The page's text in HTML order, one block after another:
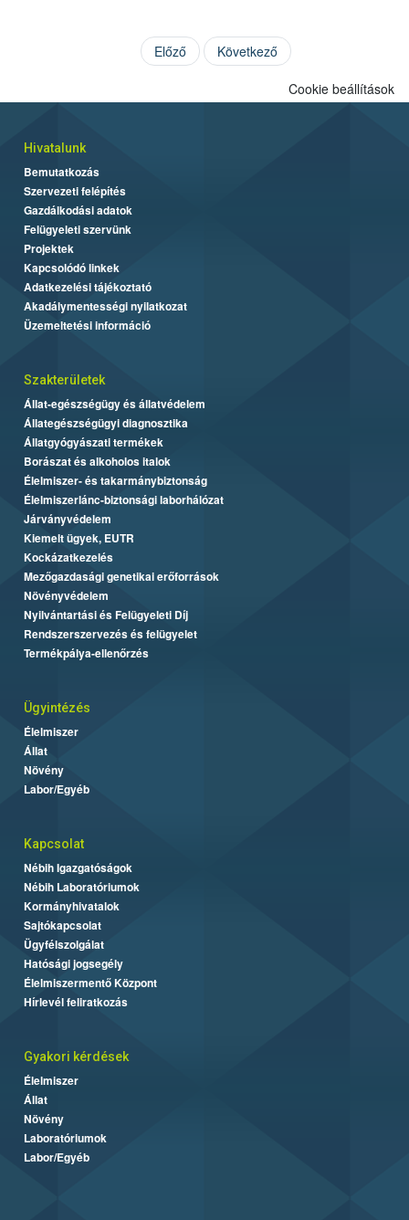
Előző Következő
Cookie beállítások
Hivatalunk
Bemutatkozás
Szervezeti felépítés
Gazdálkodási adatok
Felügyeleti szervünk
Projektek
Kapcsolódó linkek
Adatkezelési tájékoztató
Akadálymentességi nyilatkozat
Üzemeltetési információ
Szakterületek
Állat-egészségügy és állatvédelem
Állategészségügyi diagnosztika
Állatgyógyászati termékek
Borászat és alkoholos italok
Élelmiszer- és takarmánybiztonság
Élelmiszerlánc-biztonsági laborhálózat
Járványvédelem
Kiemelt ügyek, EUTR
Kockázatkezelés
Mezőgazdasági genetikai erőforrások
Növényvédelem
Nyilvántartási és Felügyeleti Díj
Rendszerszervezés és felügyelet
Termékpálya-ellenőrzés
Ügyintézés
Élelmiszer
Állat
Növény
Labor/Egyéb
Kapcsolat
Nébih Igazgatóságok
Nébih Laboratóriumok
Kormányhivatalok
Sajtókapcsolat
Ügyfélszolgálat
Hatósági jogsegély
Élelmiszermentő Központ
Hírlevél feliratkozás
Gyakori kérdések
Élelmiszer
Állat
Növény
Laboratóriumok
Labor/Egyéb